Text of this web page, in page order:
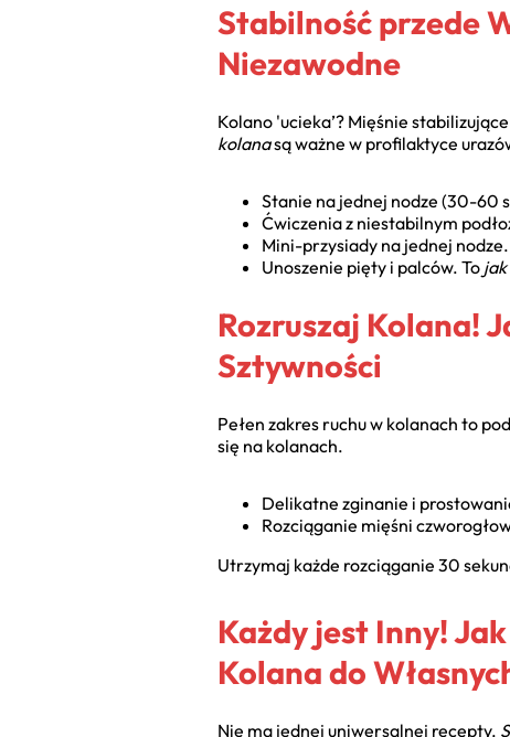
Stabilność przede
Niezawodne
Kolano 'ucieka’? Mięśnie
kolanasą ważne w profilaktyce
Stanie na jednej nodze (30-60
Ćwiczenia z niestabilnym
Mini-przysiady na jednej nodze.
Unoszenie pięty i palców. To
Rozruszaj Kolana!
Sztywności
Pełen zakres ruchu w kolanach to
się na kolanach.
Delikatne zginanie i
Rozciąganie mięśni
Utrzymaj każde rozciąganie 30
Każdy jest Inny!
Kolana do
Nie ma jednej uniwersalnej recepty.